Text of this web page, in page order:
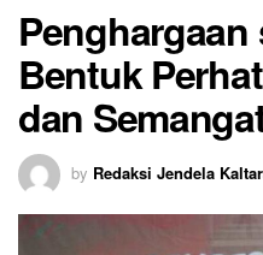
Penghargaan
Bentuk
dan
by Redaksi Jendela